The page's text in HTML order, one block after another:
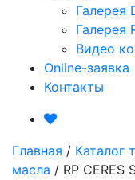
Галерея
Галерея
Видео
Online-заявка
Контакты
Главная / Каталог
масла / RP CERES